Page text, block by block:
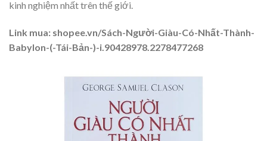
kinh nghiệm nhất trên thế giới.
Link mua: shopee.vn/Sách-Người-Giàu-Có-Nhất-Thành-
Babylon-(-Tái-Bản-)-i.90428978.2278477268